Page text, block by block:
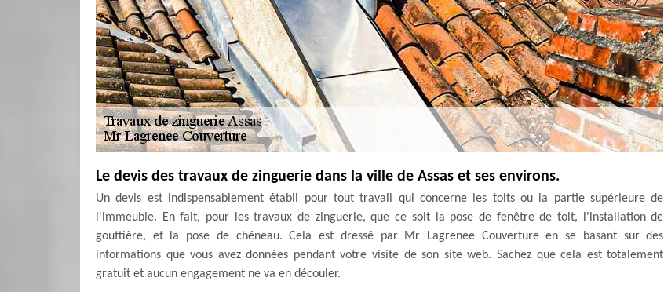
Le devis des travaux de zinguerie dans la ville de Assas et ses environs.
Un devis est indispensablement établi pour tout travail qui concerne les toits ou la partie supérieure de
l'immeuble. En fait, pour les travaux de zinguerie, que ce soit la pose de fenêtre de toit, l'installation de
gouttière, et la pose de chéneau. Cela est dressé par Mr Lagrenee Couverture en se basant sur des
informations que vous avez données pendant votre visite de son site web. Sachez que cela est totalement
gratuit et aucun engagement ne va en découler.